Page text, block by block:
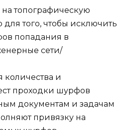
топографическую
того, чтобы исключить
попадания в
сети/
количества и
проходки шурфов
документам и задачам
привязку на